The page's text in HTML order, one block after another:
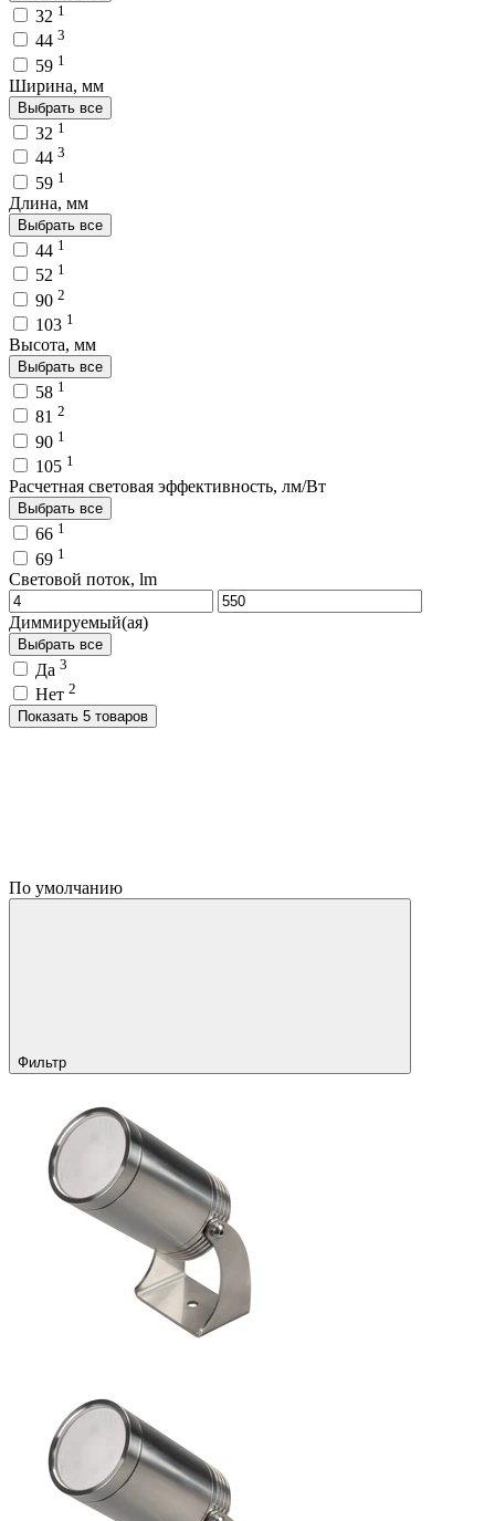
32 1
44 3
59 1
Ширина, мм
Выбрать все
32 1
44 3
59 1
Длина, мм
Выбрать все
44 1
52 1
90 2
103 1
Высота, мм
Выбрать все
58 1
81 2
90 1
105 1
Расчетная световая эффективность, лм/Вт
Выбрать все
66 1
69 1
Световой поток, lm
Диммируемый(ая)
Выбрать все
Да 3
Нет 2
Показать 5 товаров
По умолчанию
Фильтр